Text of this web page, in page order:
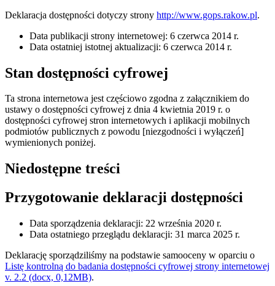
Deklaracja dostępności dotyczy strony http://www.gops.rakow.pl.
Data publikacji strony internetowej: 6 czerwca 2014 r.
Data ostatniej istotnej aktualizacji: 6 czerwca 2014 r.
Stan dostępności cyfrowej
Ta strona internetowa jest częściowo zgodna z załącznikiem do
ustawy o dostępności cyfrowej z dnia 4 kwietnia 2019 r. o
dostępności cyfrowej stron internetowych i aplikacji mobilnych
podmiotów publicznych z powodu [niezgodności i wyłączeń]
wymienionych poniżej.
Niedostępne treści
Przygotowanie deklaracji dostępności
Data sporządzenia deklaracji: 22 września 2020 r.
Data ostatniego przeglądu deklaracji: 31 marca 2025 r.
Deklarację sporządziliśmy na podstawie samooceny w oparciu o
Listę kontrolną do badania dostępności cyfrowej strony internetowej
v. 2.2 (docx, 0,12MB).